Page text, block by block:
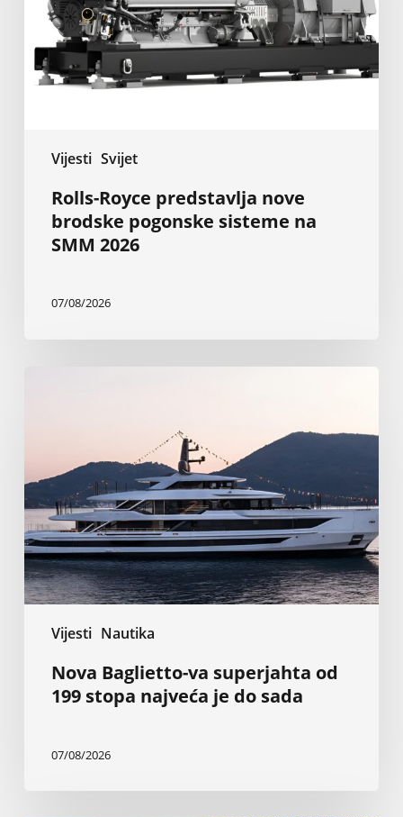
Vijesti Svijet
pogonske
sisteme
na
SMM
Rolls-Royce predstavlja nove
brodske pogonske sisteme na
SMM 2026
07/08/2026
Vijesti Nautika
199
stopa
najveća
je
do
sada
Nova Baglietto-va superjahta od
199 stopa najveća je do sada
07/08/2026